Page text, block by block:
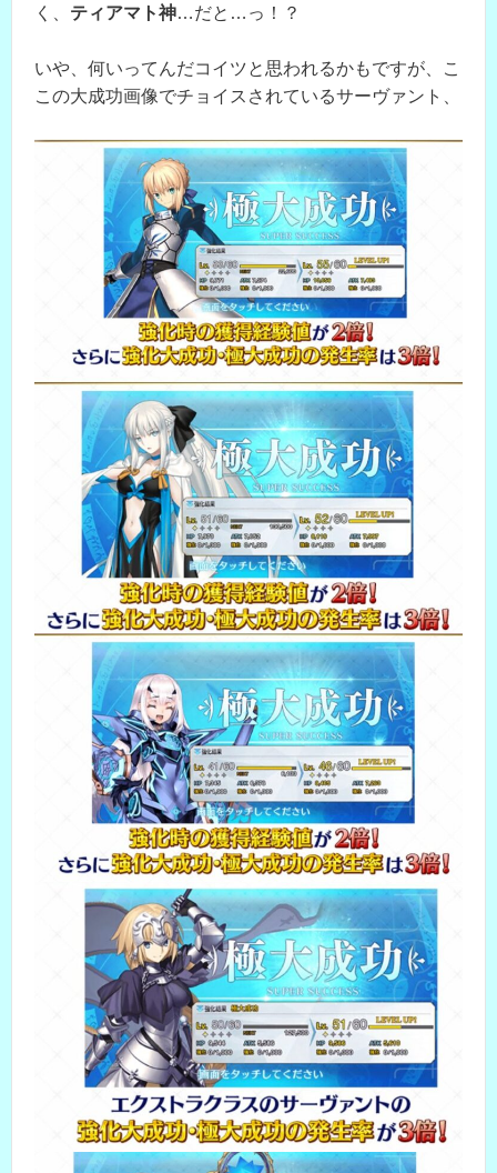
く、 ティアマト神…だと…っ！？
いや、何いってんだコイツと思われるかもですが、こ
この大成功画像でチョイスされているサーヴァント、